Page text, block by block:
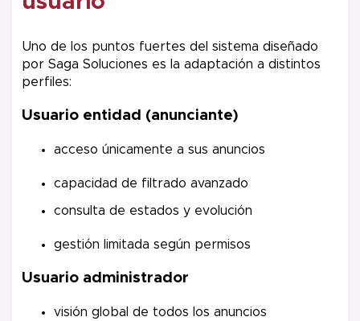
Uno de los puntos fuertes del sistema diseñado
por Saga Soluciones es la adaptación a distintos
perfiles:
Usuario entidad (anunciante)
acceso únicamente a sus anuncios
capacidad de filtrado avanzado
consulta de estados y evolución
gestión limitada según permisos
Usuario administrador
visión global de todos los anuncios